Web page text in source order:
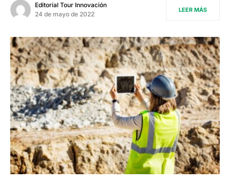
Editorial Tour Innovación
24 de mayo de 2022
LEER MÁS